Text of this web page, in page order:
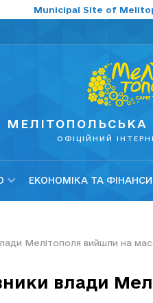
Municipal Site of
МЕЛІТОПОЛЬСЬКА
ОФІЦІЙНИЙ
ЕКОНОМІКА ТА ФІНАНСИ
Мелітополя вийшли на
влади